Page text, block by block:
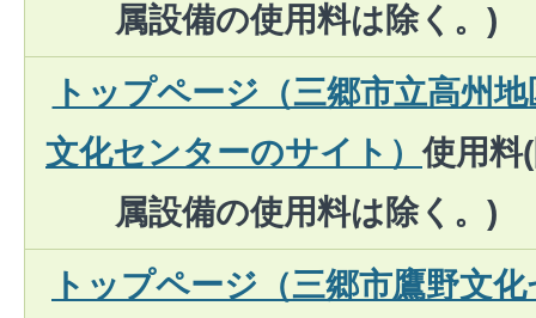
属設備の使用料は除く。)
トップページ（三郷市立高州地
文化センターのサイト）使用料
属設備の使用料は除く。)
トップページ（三郷市鷹野文化